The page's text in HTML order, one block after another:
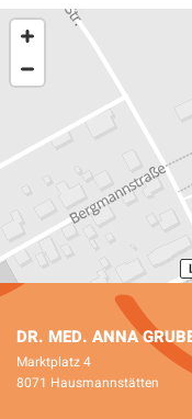
DR. MED. ANNA
Marktplatz 4
8071 Hausmannstätten